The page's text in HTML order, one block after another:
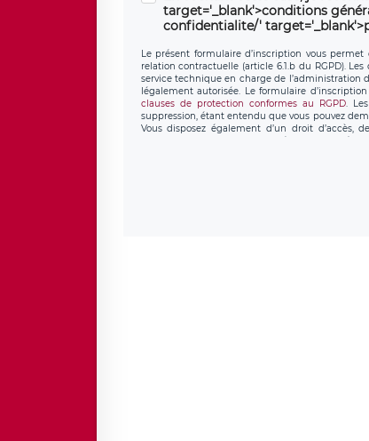
target='_blank'>conditions
confidentialite/'
Le présent formulaire d’inscription vous
relation contractuelle (article 6.1.b du RGPD).
service technique en charge de l’administration
légalement autorisée. Le formulaire
clauses de protection conformes au RGPD.
suppression, étant entendu que vous pouvez
Vous disposez également d’un droit
personnel, ainsi que d’un droit à la portabilité
données de LÉGAVOX qui exerce au
donneespersonnelles@legavox.fr. Le
l’adresse mail :